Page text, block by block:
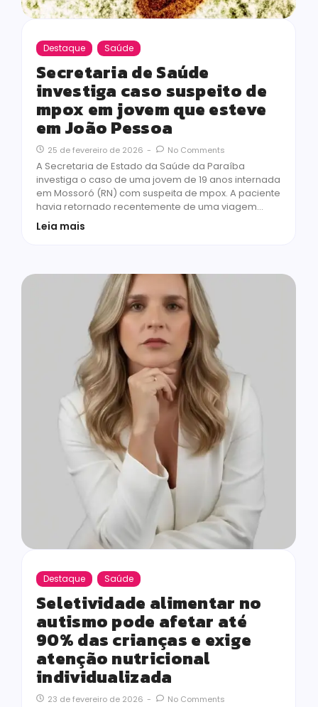
Destaque Saúde
Secretaria de Saúde
investiga caso suspeito de
mpox em jovem que esteve
em João Pessoa
25 de fevereiro de 2026 - No Comments
A Secretaria de Estado da Saúde da Paraíba
investiga o caso de uma jovem de 19 anos internada
em Mossoró (RN) com suspeita de mpox. A paciente
havia retornado recentemente de uma viagem…
Leia mais
Destaque Saúde
Seletividade alimentar no
autismo pode afetar até
90% das crianças e exige
atenção nutricional
individualizada
23 de fevereiro de 2026 - No Comments